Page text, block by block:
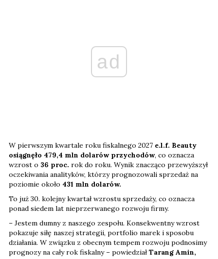
ad
W pierwszym kwartale roku fiskalnego 2027 e.l.f. Beauty
osiągnęło 479,4 mln dolarów przychodów, co oznacza
wzrost o 36 proc. rok do roku. Wynik znacząco przewyższył
oczekiwania analityków, którzy prognozowali sprzedaż na
poziomie około 431 mln dolarów.
To już 30. kolejny kwartał wzrostu sprzedaży, co oznacza
ponad siedem lat nieprzerwanego rozwoju firmy.
– Jestem dumny z naszego zespołu. Konsekwentny wzrost
pokazuje siłę naszej strategii, portfolio marek i sposobu
działania. W związku z obecnym tempem rozwoju podnosimy
prognozy na cały rok fiskalny – powiedziałTarang Amin,